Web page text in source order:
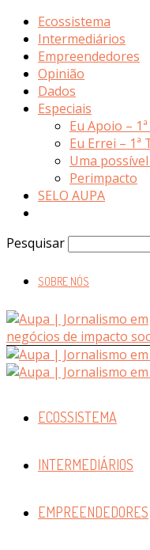
Ecossistema
Intermediários
Empreendedores
Opinião
Dados
Especiais
Eu Apoio –
Eu Errei – 1ª
Uma
Perimpacto
SELO AUPA
Pesquisar
SOBRE NÓS
ECOSSISTEMA
INTERMEDIÁRIOS
EMPREENDEDORES